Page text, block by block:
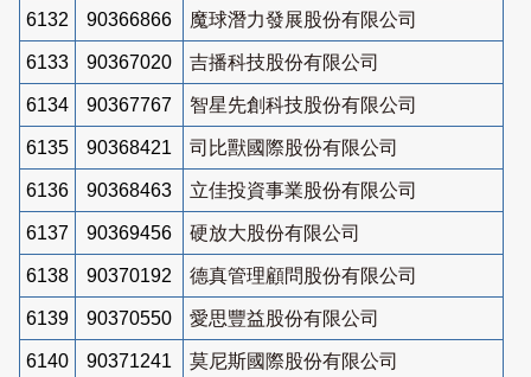
6132 90366866 魔球潛力發展股份有限公司
6133 90367020 吉播科技股份有限公司
6134 90367767 智星先創科技股份有限公司
6135 90368421 司比獸國際股份有限公司
6136 90368463 立佳投資事業股份有限公司
6137 90369456 硬放大股份有限公司
6138 90370192 德真管理顧問股份有限公司
6139 90370550 愛思豐益股份有限公司
6140 90371241 莫尼斯國際股份有限公司